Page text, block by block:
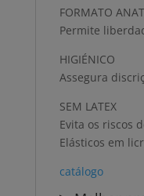
FORMATO
Permite
HIGIÉNICO
Assegura
SEM LATEX
Evita os riscos
Elásticos em
catálogo